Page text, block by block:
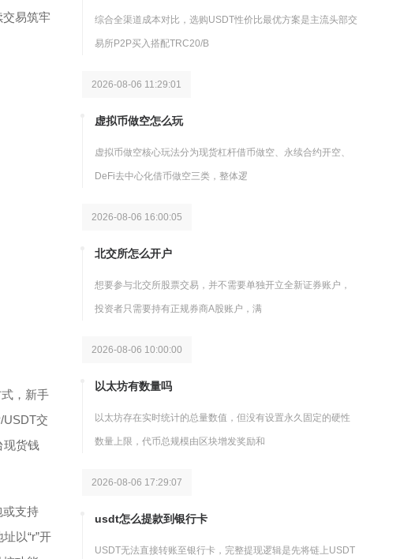
易筑牢
，新手
USDT交
现货钱
或支持
以“r”开
综合全渠道成本对比，选购USDT性价比最优方案是主流头部交
易所P2P买入搭配TRC20/B
2026-08-06 11:29:01
虚拟币做空怎么玩
虚拟币做空核心玩法分为现货杠杆借币做空、永续合约开空、
DeFi去中心化借币做空三类，整体逻
2026-08-06 16:00:05
北交所怎么开户
想要参与北交所股票交易，并不需要单独开立全新证券账户，
投资者只需要持有正规券商A股账户，满
2026-08-06 10:00:00
以太坊有数量吗
以太坊存在实时统计的总量数值，但没有设置永久固定的硬性
数量上限，代币总规模由区块增发奖励和
2026-08-06 17:29:07
usdt怎么提款到银行卡
USDT无法直接转账至银行卡，完整提现逻辑是先将链上USDT